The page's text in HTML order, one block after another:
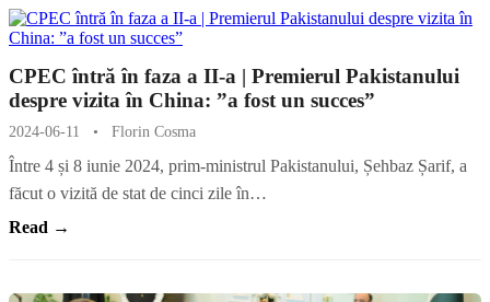
CPEC întră în faza a II-a | Premierul Pakistanului
despre vizita în China: ”a fost un succes”
2024-06-11 • Florin Cosma
Între 4 și 8 iunie 2024, prim-ministrul Pakistanului, Șehbaz Șarif, a
făcut o vizită de stat de cinci zile în…
Read →